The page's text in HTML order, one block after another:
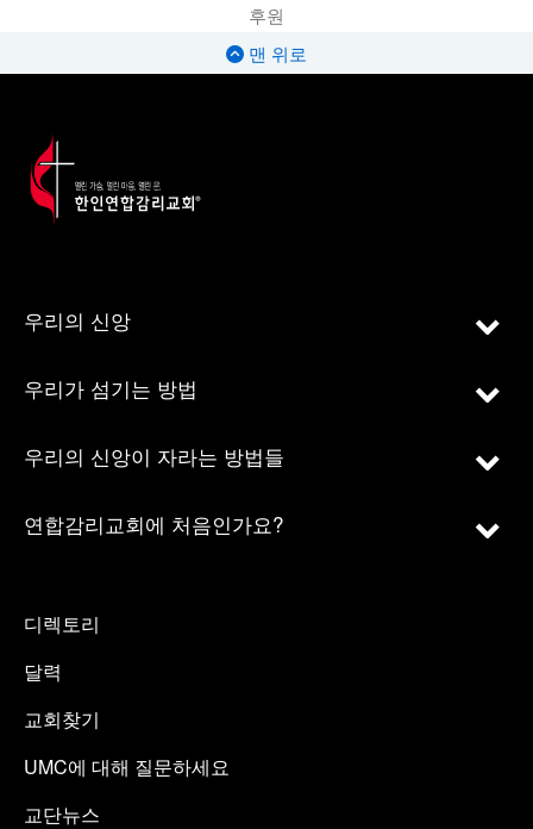
후원
맨 위로
우리의 신앙
우리가 섬기는 방법
우리의 신앙이 자라는 방법들
연합감리교회에 처음인가요?
디렉토리
달력
교회찾기
UMC에 대해 질문하세요
교단뉴스